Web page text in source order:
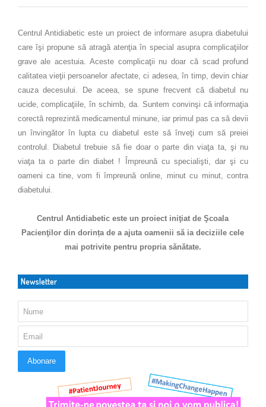
Centrul Antidiabetic este un proiect de informare asupra diabetului
care îşi propune să atragă atenţia în special asupra complicaţiilor
grave ale acestuia. Aceste complicaţii nu doar că scad profund
calitatea vieţii persoanelor afectate, ci adesea, în timp, devin chiar
cauza decesului. De aceea, se spune frecvent că diabetul nu
ucide, complicaţiile, în schimb, da. Suntem convinşi că informaţia
corectă reprezintă medicamentul minune, iar primul pas ca să devii
un învingător în lupta cu diabetul este să înveţi cum să preiei
controlul. Diabetul trebuie să fie doar o parte din viaţa ta, şi nu
viaţa ta o parte din diabet ! Împreună cu specialişti, dar şi cu
oameni ca tine, vom fi împreună online, minut cu minut, contra
diabetului.
Centrul Antidiabetic este un proiect iniţiat de Şcoala
Pacienţilor din dorința de a ajuta oamenii să ia deciziile cele
mai potrivite pentru propria sănătate.
Newsletter